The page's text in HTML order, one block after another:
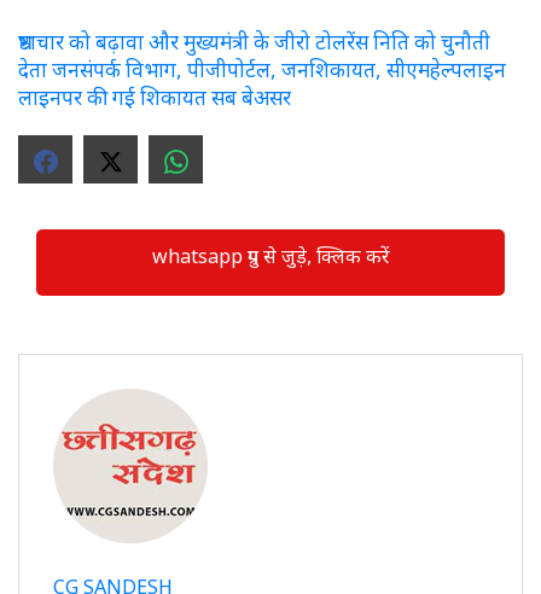
भ्रष्टाचार को बढ़ावा और मुख्यमंत्री के जीरो टोलरेंस निति को चुनौती
देता जनसंपर्क विभाग, पीजीपोर्टल, जनशिकायत, सीएमहेल्पलाइन
लाइनपर की गई शिकायत सब बेअसर
whatsapp ग्रुप से जुड़े, क्लिक करें
CG SANDESH